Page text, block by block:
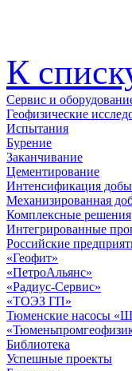
К
Сервис и
Геофизические
Испытания
Бурение
Заканчивание
Цементирование
Интенсификация
Механизированная
Комплексные решения
Интегрированные
Российские
«Геофит»
«ПетроАльянс»
«Радиус-Сервис»
«ТОЭЗ ГП»
Тюменские насосы
Библиотека
Успешные проекты